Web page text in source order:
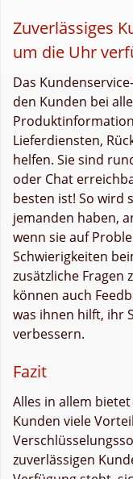
Zuverlässiges
um die Uhr
Das
den Kunden bei
Lieferdiensten,
helfen. Sie sind
oder Chat
besten ist! So wird
jemanden haben,
wenn sie auf
Schwierigkeiten
zusätzliche Fragen
können auch
was ihnen hilft, ihr
verbessern.
Fazit
Alles in allem
Kunden viele
zuverlässigen